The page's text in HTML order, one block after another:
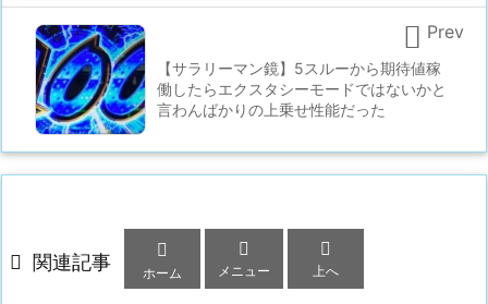
【サラリーマン鏡】5スルーから期待値稼
働したらエクスタシーモードではないかと
言わんばかりの上乗せ性能だった
 Prev
 関連記事

ホーム

メニュー

上へ